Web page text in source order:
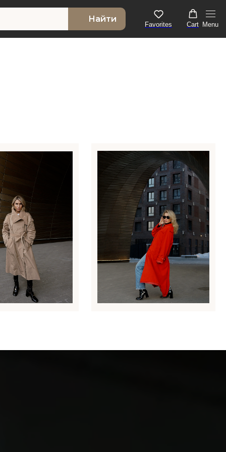
Найти
Favorites Cart Menu